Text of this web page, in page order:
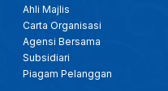
Ahli Majlis
Carta Organisasi
Agensi Bersama
Subsidiari
Piagam Pelanggan